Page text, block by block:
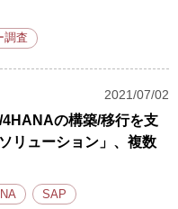
調査
2021/07/02
の構築/移行を支
リューション」、複数
SAP